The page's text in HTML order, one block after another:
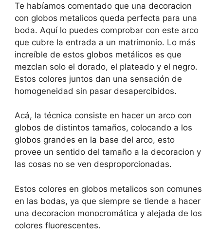
Te habíamos comentado que una decoracion
con globos metalicos queda perfecta para una
boda. Aquí lo puedes comprobar con este arco
que cubre la entrada a un matrimonio. Lo más
increíble de estos globos metálicos es que
mezclan solo el dorado, el plateado y el negro.
Estos colores juntos dan una sensación de
homogeneidad sin pasar desapercibidos.
Acá, la técnica consiste en hacer un arco con
globos de distintos tamaños, colocando a los
globos grandes en la base del arco, esto
provee un sentido del tamaño a la decoracion y
las cosas no se ven desproporcionadas.
Estos colores en globos metalicos son comunes
en las bodas, ya que siempre se tiende a hacer
una decoracion monocromática y alejada de los
colores fluorescentes.